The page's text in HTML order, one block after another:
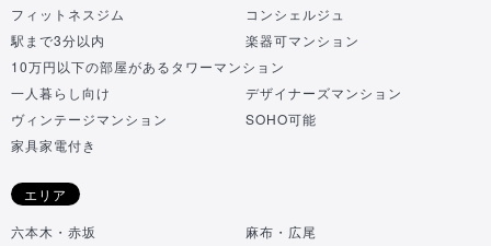
フィットネスジム
コンシェルジュ
駅まで3分以内
楽器可マンション
10万円以下の部屋があるタワーマンション
一人暮らし向け
デザイナーズマンション
ヴィンテージマンション
SOHO可能
家具家電付き
エリア
六本木・赤坂
麻布・広尾